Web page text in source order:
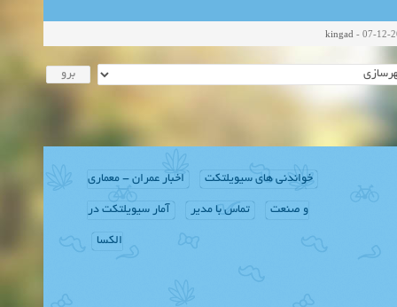
kingad - 07-12-
خواندنی های سیویلتکت اخبار عمران - معماری
و صنعت تماس با مدیر آمار سیویلتکت در
الکسا